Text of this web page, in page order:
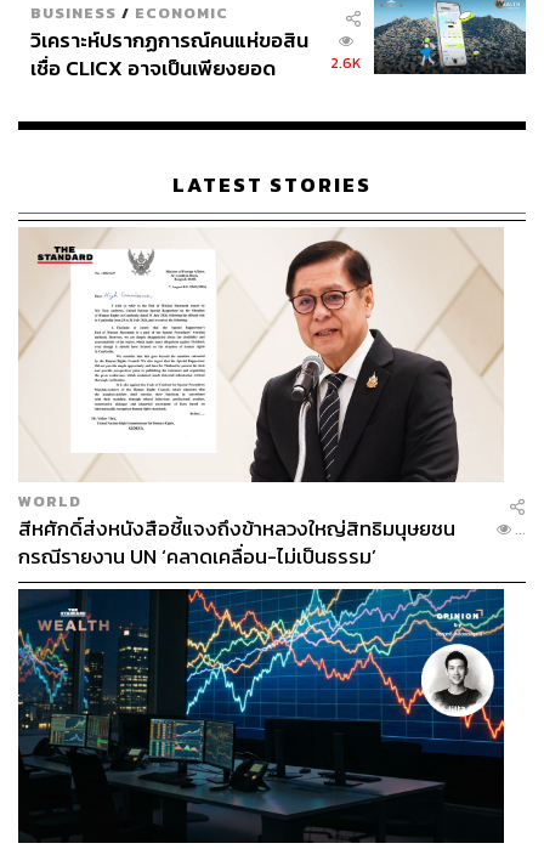
BUSINESS / ECONOMIC
วิเคราะห์ปรากฏการณ์คนแห่ขอสิน
เชื่อ CLICX อาจเป็นเพียงยอด
เรือนไทยที่ถูกซุกไว้
2.6K
LATEST STORIES
WORLD
สีหศักดิ์ส่งหนังสือชี้แจงถึงข้าหลวงใหญ่สิทธิมนุษยชน
กรณีรายงาน UN ‘คลาดเคลื่อน-ไม่เป็นธรรม’
...